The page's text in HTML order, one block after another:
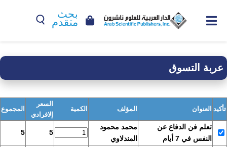
بحث
متقدم
عربة التسوق
تأكيد العنوان المؤلف الكمية
السعر
إلافرادي
المجموع
تعلم فن الدفاع عن
النفس في 7 أيام
محمد محمود
المندلاوي
5
5